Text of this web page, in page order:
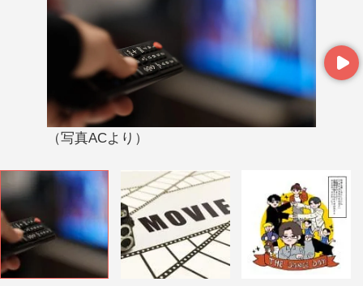
（写真ACより）
Next